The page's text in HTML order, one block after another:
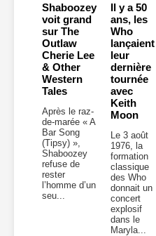
Shaboozey
voit grand
sur The
Outlaw
Cherie Lee
& Other
Western
Tales
Après le raz-
de-marée « A
Bar Song
(Tipsy) »,
Shaboozey
refuse de
rester
l’homme d’un
seu...
Il y a 50
ans, les
Who
lançaient
leur
dernière
tournée
avec
Keith
Moon
Le 3 août
1976, la
formation
classique
des Who
donnait un
concert
explosif
dans le
Maryla...